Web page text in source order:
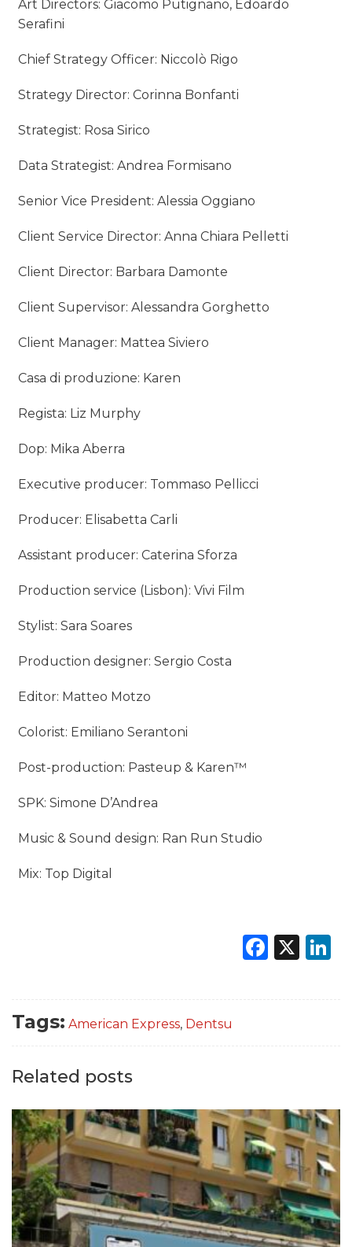
Art Directors: Giacomo Putignano, Edoardo
Serafini
Chief Strategy Officer: Niccolò Rigo
Strategy Director: Corinna Bonfanti
Strategist: Rosa Sirico
Data Strategist: Andrea Formisano
Senior Vice President: Alessia Oggiano
Client Service Director: Anna Chiara Pelletti
Client Director: Barbara Damonte
Client Supervisor: Alessandra Gorghetto
Client Manager: Mattea Siviero
Casa di produzione: Karen
Regista: Liz Murphy
Dop: Mika Aberra
Executive producer: Tommaso Pellicci
Producer: Elisabetta Carli
Assistant producer: Caterina Sforza
Production service (Lisbon): Vivi Film
Stylist: Sara Soares
Production designer: Sergio Costa
Editor: Matteo Motzo
Colorist: Emiliano Serantoni
Post-production: Pasteup & Karen™
SPK: Simone D’Andrea
Music & Sound design: Ran Run Studio
Mix: Top Digital
X
Tags: American Express, Dentsu
Related posts